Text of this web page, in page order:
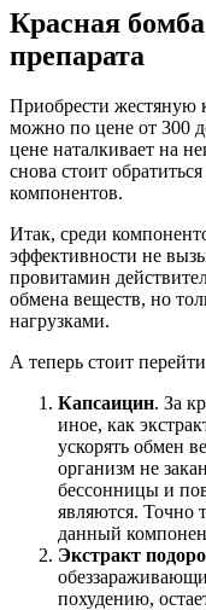
Красная
препарата
Приобрести жестяную
можно по цене от 300
цене наталкивает на
снова стоит
компонентов.
Итак, среди
эффективности не
провитамин
обмена веществ, но
нагрузками.
А теперь стоит
Капсаицин. За
иное, как
ускорять обмен
организм не
бессонницы и
являются. Точно
данный
Экстракт
похудению,